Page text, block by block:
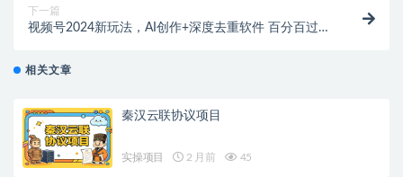
下一篇
视频号2024新玩法，AI创作+深度去重软件 百分百过原
相关文章
秦汉云联协议项目
实操项目 2 月前 45